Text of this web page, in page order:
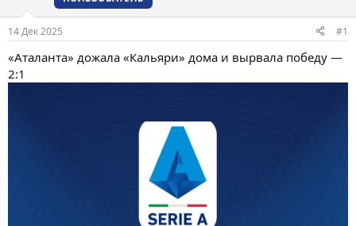
е
м
ы
ч
л
а
14 Дек 2025 #1
«Аталанта» дожала «Кальяри» дома и вырвала победу —
2:1